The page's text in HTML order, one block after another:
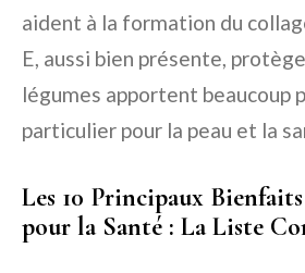
aident à la formation du
E, aussi bien présente,
légumes apportent beaucoup
particulier pour la peau et la
Les 10 Principaux
pour la Santé : La Liste